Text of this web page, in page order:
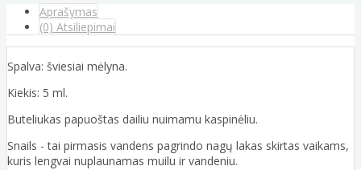
Aprašymas
(0) Atsiliepimai
Spalva: šviesiai mėlyna.
Kiekis: 5 ml.
Buteliukas papuoštas dailiu nuimamu kaspinėliu.
Snails - tai pirmasis vandens pagrindo nagų lakas skirtas vaikams,
kuris lengvai nuplaunamas muilu ir vandeniu.